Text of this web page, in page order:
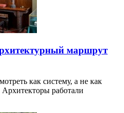
маршрут
как систему, а не как
работали